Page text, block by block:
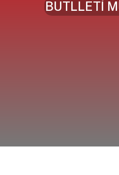
BUTLLETÍ